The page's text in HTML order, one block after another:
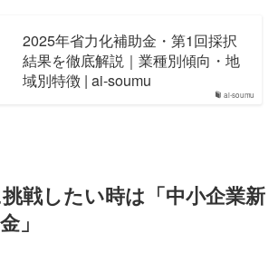
ai-soumu
2025年省力化補助金・第1回採択
結果を徹底解説｜業種別傾向・地
域別特徴 | ai-soumu
戦したい時は「中小企業新
」